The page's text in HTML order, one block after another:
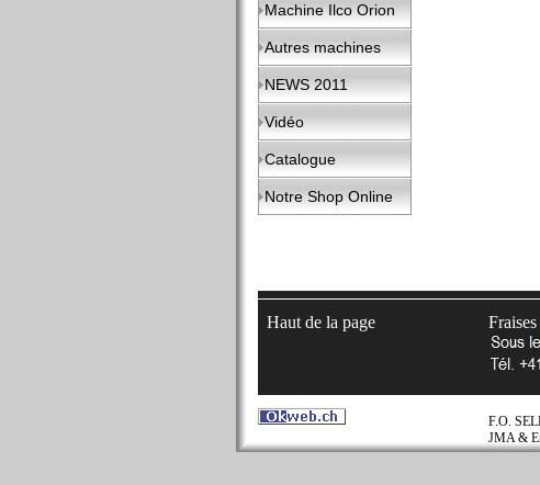
Machine Ilco Orion
Autres machines
NEWS 2011
Vidéo
Catalogue
Notre Shop Online
Haut de la page
F.O.
JMA &